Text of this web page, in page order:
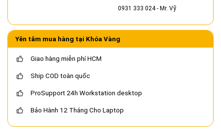
0931 333 024- Mr. Vỹ
Yên tâm mua hàng tại Khóa Vàng
Giao hàng miễn phí HCM
Ship COD toàn quốc
ProSupport 24h Workstation desktop
Bảo Hành 12 Tháng Cho Laptop